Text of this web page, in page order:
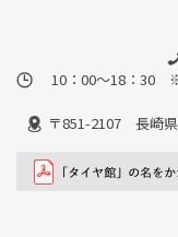
10：00～18：30 ※
〒851-2107 長崎